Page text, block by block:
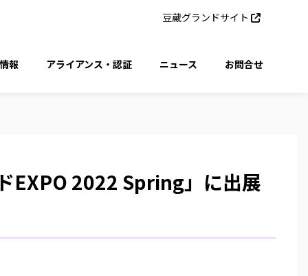
豆蔵グランドサイト
報 アライアンス・認証 ニュース お問合せ
EXPO 2022 Spring」に出展